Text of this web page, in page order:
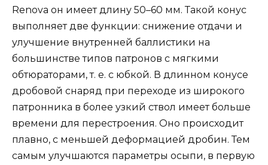
Renova он имеет длину 50–60 мм. Такой конус
выполняет две функции: снижение отдачи и
улучшение внутренней баллистики на
большинстве типов патронов с мягкими
обтюраторами, т. е. с юбкой. В длинном конусе
дробовой снаряд при переходе из широкого
патронника в более узкий ствол имеет больше
времени для перестроения. Оно происходит
плавно, с меньшей деформацией дробин. Тем
самым улучшаются параметры осыпи, в первую